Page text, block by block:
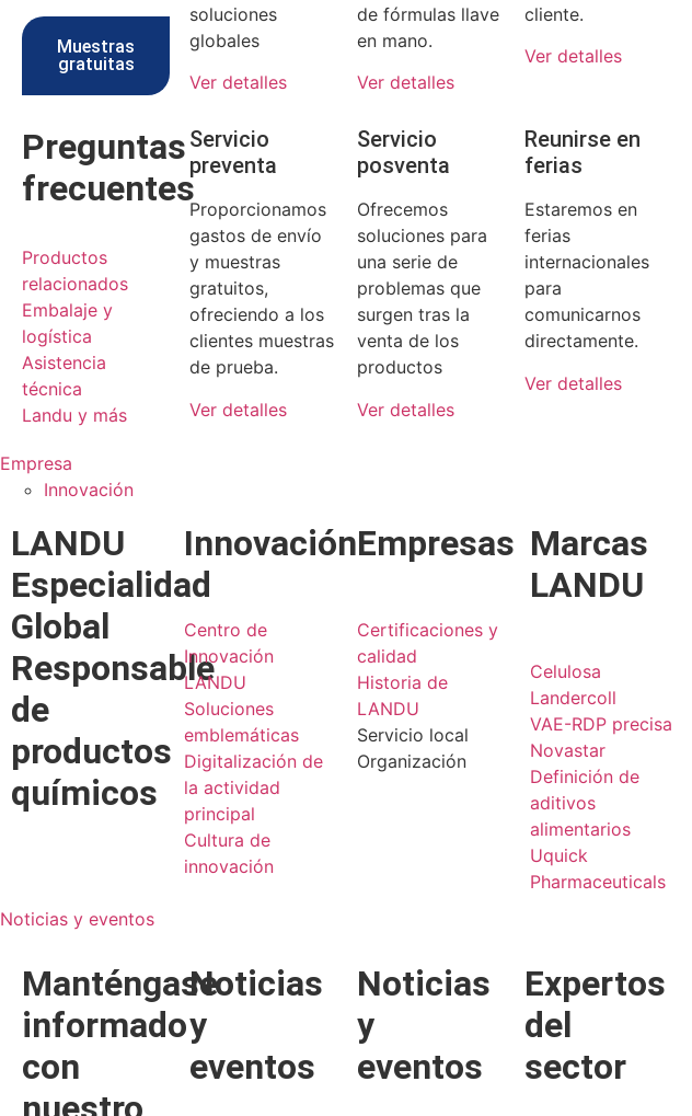
Muestras
gratuitas
soluciones
globales
Ver detalles
de fórmulas llave
en mano.
Ver detalles
cliente.
Ver detalles
Preguntas
frecuentes
Productos
relacionados
Embalaje y
logística
Asistencia
técnica
Landu y más
Servicio
preventa
Proporcionamos
gastos de envío
y muestras
gratuitos,
ofreciendo a los
clientes muestras
de prueba.
Ver detalles
Servicio
posventa
Ofrecemos
soluciones para
una serie de
problemas que
surgen tras la
venta de los
productos
Ver detalles
Reunirse en
ferias
Estaremos en
ferias
internacionales
para
comunicarnos
directamente.
Ver detalles
Empresa
Innovación
LANDU
Especialidad
Global
Responsable
de
productos
químicos
Innovación
Centro de
Innovación
LANDU
Soluciones
emblemáticas
Digitalización de
la actividad
principal
Cultura de
innovación
Empresas
Certificaciones y
calidad
Historia de
LANDU
Servicio local
Organización
Marcas
LANDU
Celulosa
Landercoll
VAE-RDP precisa
Novastar
Definición de
aditivos
alimentarios
Uquick
Pharmaceuticals
Noticias y eventos
Manténgase
informado
con
Noticias
y
eventos
Noticias
y
eventos
Expertos
del
sector